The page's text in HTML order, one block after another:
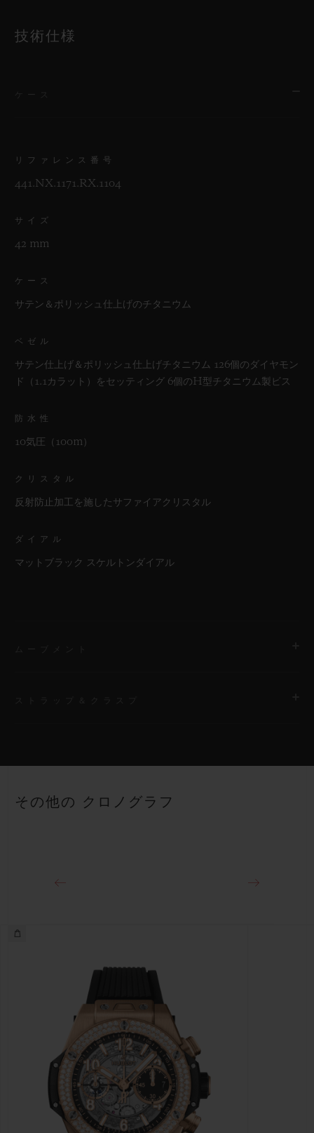
技術仕様
リファレンス番号
441.NX.1171.RX.1104
サイズ
42 mm
ケース
サテン＆ポリッシュ仕上げのチタニウム
ベゼル
サテン仕上げ＆ポリッシュ仕上げチタニウム 126個のダイヤモン
ド（1.1カラット）をセッティング 6個のH型チタニウム製ビス
防水性
10気圧（100m）
クリスタル
反射防止加工を施したサファイアクリスタル
ダイアル
マットブラック スケルトンダイアル
ストラップ
その他の クロノグラフ